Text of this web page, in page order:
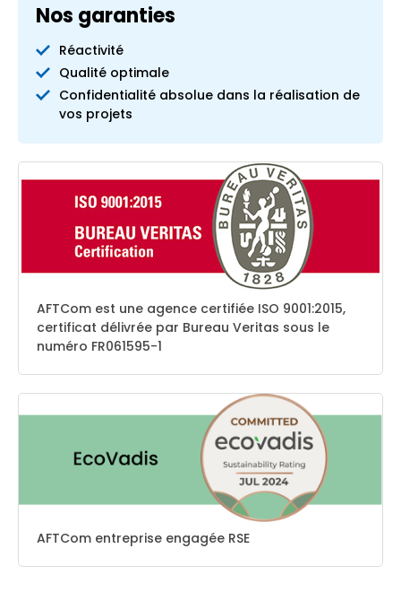
Nos garanties
Réactivité
Qualité optimale
Confidentialité absolue dans la réalisation de
vos projets
AFTCom est une agence certifiée ISO 9001:2015,
certificat délivrée par Bureau Veritas sous le
numéro FR061595-1
AFTCom entreprise engagée RSE